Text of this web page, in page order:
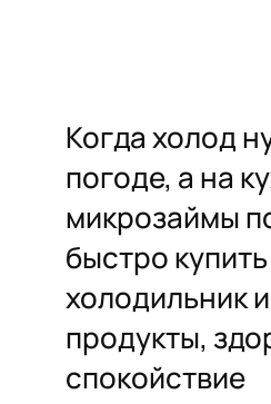
Когда холод
погоде, а на
микрозаймы
быстро купить
холодильник
продукты,
спокойствие